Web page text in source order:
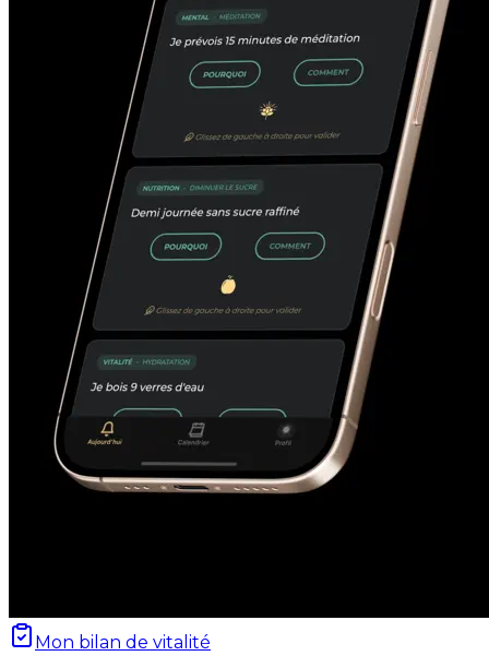
Mon bilan de vitalité